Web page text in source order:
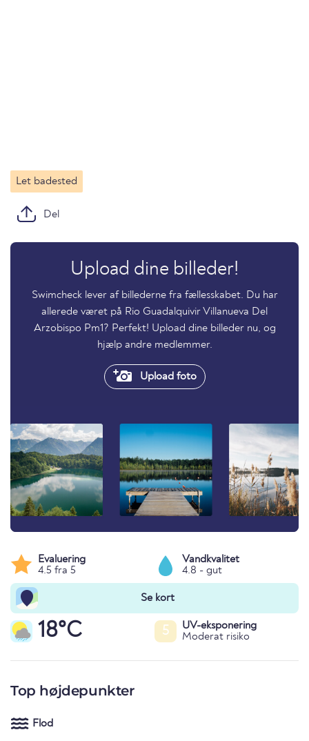
Let badested
Del
Upload dine billeder!
Swimcheck lever af billederne fra fællesskabet. Du har
allerede været på Rio Guadalquivir Villanueva Del
Arzobispo Pm1? Perfekt! Upload dine billeder nu, og
hjælp andre medlemmer.
Upload foto
Evaluering
4.5 fra 5
Vandkvalitet
4.8 - gut
Se kort
18°C 5
UV-eksponering
Moderat risiko
Top højdepunkter
Flod